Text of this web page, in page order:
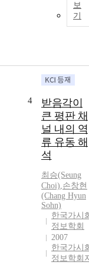
보
기
4
받음각이
큰 평판 채
널 내의 역
류 유동 해
석
최승(Seung
Choi),손창현
(Chang Hyun
Sohn)
한국가시
정보학회
2007
한국가시
정보학회